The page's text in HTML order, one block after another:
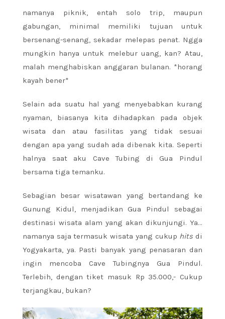
namanya piknik, entah solo trip, maupun
gabungan, minimal memiliki tujuan untuk
bersenang-senang, sekadar melepas penat. Ngga
mungkin hanya untuk melebur uang, kan? Atau,
malah menghabiskan anggaran bulanan. *horang
kayah bener*
Selain ada suatu hal yang menyebabkan kurang
nyaman, biasanya kita dihadapkan pada objek
wisata dan atau fasilitas yang tidak sesuai
dengan apa yang sudah ada dibenak kita. Seperti
halnya saat aku Cave Tubing di Gua Pindul
bersama tiga temanku.
Sebagian besar wisatawan yang bertandang ke
Gunung Kidul, menjadikan Gua Pindul sebagai
destinasi wisata alam yang akan dikunjungi. Ya…
namanya saja termasuk wisata yang cukup hits di
Yogyakarta, ya. Pasti banyak yang penasaran dan
ingin mencoba Cave Tubingnya Gua Pindul.
Terlebih, dengan tiket masuk Rp 35.000,- Cukup
terjangkau, bukan?